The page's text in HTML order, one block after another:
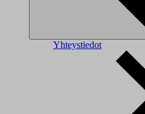
Yhteystiedot